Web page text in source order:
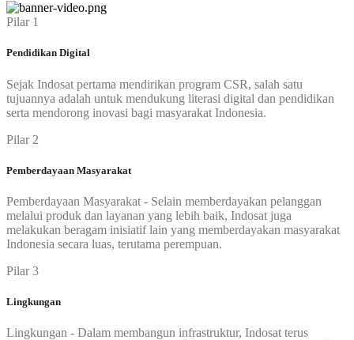
Pilar 1
Pendidikan Digital
Sejak Indosat pertama mendirikan program CSR, salah satu
tujuannya adalah untuk mendukung literasi digital dan pendidikan
serta mendorong inovasi bagi masyarakat Indonesia.
Pilar 2
Pemberdayaan Masyarakat
Pemberdayaan Masyarakat - Selain memberdayakan pelanggan
melalui produk dan layanan yang lebih baik, Indosat juga
melakukan beragam inisiatif lain yang memberdayakan masyarakat
Indonesia secara luas, terutama perempuan.
Pilar 3
Lingkungan
Lingkungan - Dalam membangun infrastruktur, Indosat terus